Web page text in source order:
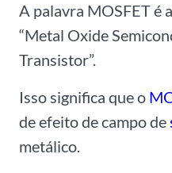
A palavra MOSFET é
“Metal Oxide
Transistor”.
Isso significa que o
de efeito de campo de
metálico.